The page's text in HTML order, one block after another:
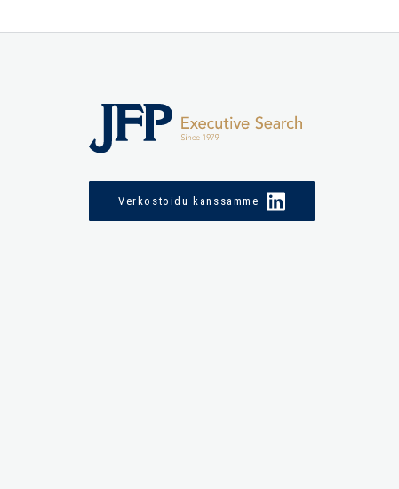
Verkostoidu kanssamme